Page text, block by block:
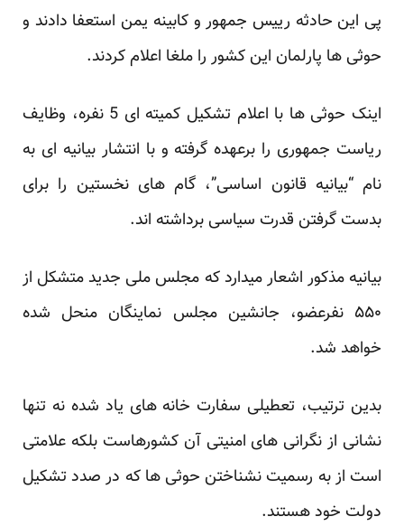
پی این حادثه رییس جمهور و کابینه یمن استعفا دادند و
حوثی ها پارلمان این کشور را ملغا اعلام کردند.
اینک حوثی ها با اعلام تشکیل کمیته ای 5 نفره، وظایف
ریاست جمهوری را برعهده گرفته و با انتشار بیانیه ای به
نام “بیانیه قانون اساسی”، گام های نخستین را برای
بدست گرفتن قدرت سیاسی برداشته اند.
بیانیه مذکور اشعار میدارد که مجلس ملی جدید متشکل از
۵۵۰ نفرعضو، جانشین مجلس نماینگان منحل شده
خواهد شد.
بدین ترتیب، تعطیلی سفارت خانه های یاد شده نه تنها
نشانی از نگرانی های امنیتی آن کشورهاست بلکه علامتی
است از به رسمیت نشناختن حوثی ها که در صدد تشکیل
دولت خود هستند.